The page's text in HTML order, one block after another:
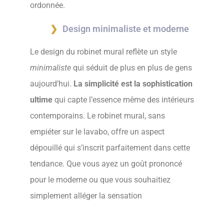
ordonnée.
Design minimaliste et moderne
Le design du robinet mural reflète un style
minimaliste qui séduit de plus en plus de gens
aujourd’hui. La simplicité est la sophistication
ultime qui capte l’essence même des intérieurs
contemporains. Le robinet mural, sans
empiéter sur le lavabo, offre un aspect
dépouillé qui s’inscrit parfaitement dans cette
tendance. Que vous ayez un goût prononcé
pour le moderne ou que vous souhaitiez
simplement alléger la sensation